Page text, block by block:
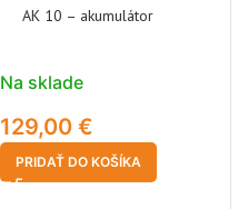
AK 10 – akumulátor
Na sklade
129,00 €
PRIDAŤ DO KOŠÍKA